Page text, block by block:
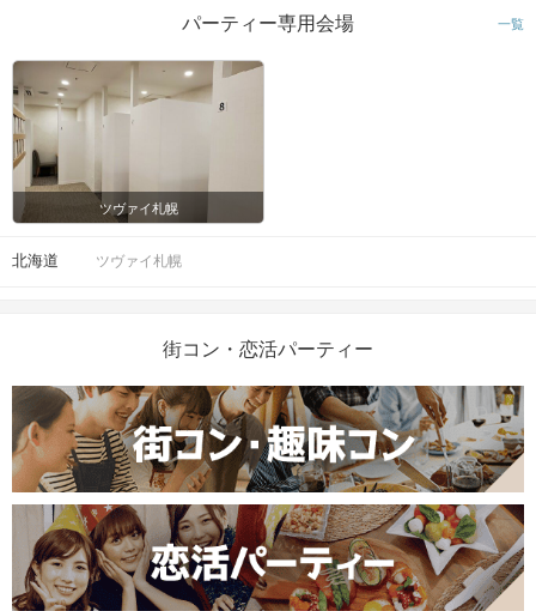
パーティー専用会場 一覧
ツヴァイ札幌
北海道 ツヴァイ札幌
街コン・恋活パーティー